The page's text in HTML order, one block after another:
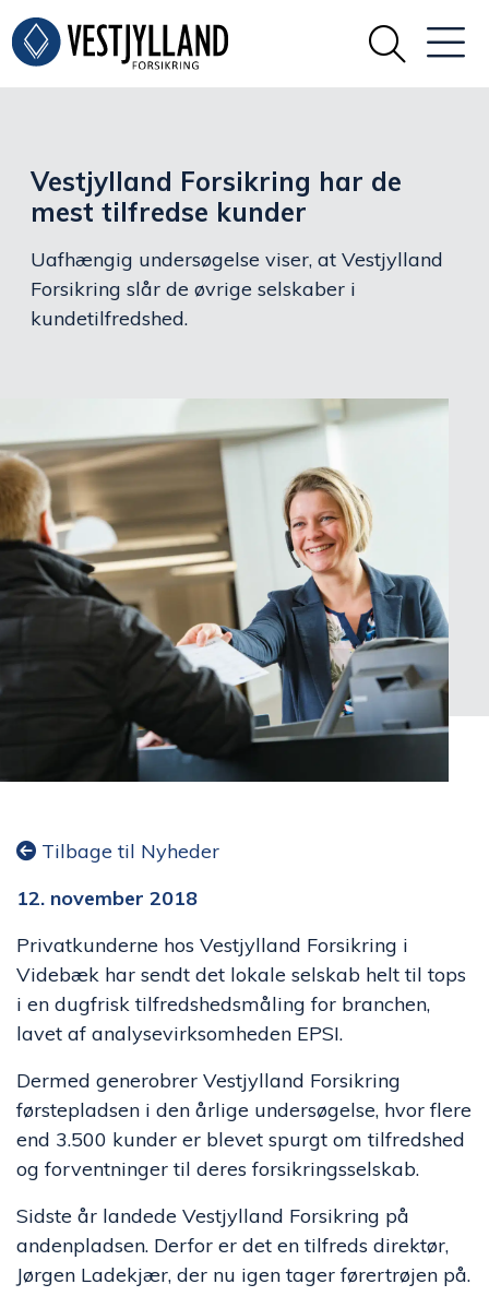
Vestjylland Forsikring har de
mest tilfredse kunder
Uafhængig undersøgelse viser, at Vestjylland
Forsikring slår de øvrige selskaber i
kundetilfredshed.
Tilbage til Nyheder
12. november 2018
Privatkunderne hos Vestjylland Forsikring i
Videbæk har sendt det lokale selskab helt til tops
i en dugfrisk tilfredshedsmåling for branchen,
lavet af analysevirksomheden EPSI.
Dermed generobrer Vestjylland Forsikring
førstepladsen i den årlige undersøgelse, hvor flere
end 3.500 kunder er blevet spurgt om tilfredshed
og forventninger til deres forsikringsselskab.
Sidste år landede Vestjylland Forsikring på
andenpladsen. Derfor er det en tilfreds direktør,
Jørgen Ladekjær, der nu igen tager førertrøjen på.